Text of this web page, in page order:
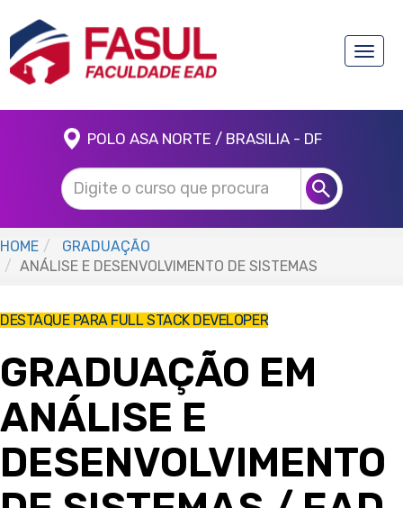
Toggle
POLO ASA NORTE / BRASILIA - DF
HOME
GRADUAÇÃO
ANÁLISE E DESENVOLVIMENTO DE SISTEMAS
DESTAQUE PARA FULL STACK DEVELOPER
GRADUAÇÃO EM
ANÁLISE E
DESENVOLVIMENTO